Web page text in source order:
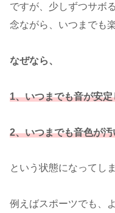
ですが、少しずつサボ
念ながら、いつまでも
なぜなら、
1、いつまでも音が安定
2、いつまでも音色が
という状態になってし
例えばスポーツでも、